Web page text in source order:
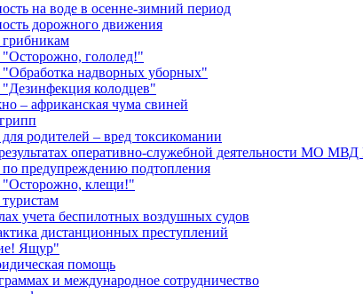
на воде в осенне-зимний период
дорожного движения
гололед!"
надворных уборных"
колодцев"
– африканская чума свиней
родителей – вред токсикомании
оперативно-служебной деятельности МО
предупреждению подтопления
"Осторожно, клещи!"
учета беспилотных воздушных судов
дистанционных преступлений
Ящур"
помощь
и международное сотрудничество